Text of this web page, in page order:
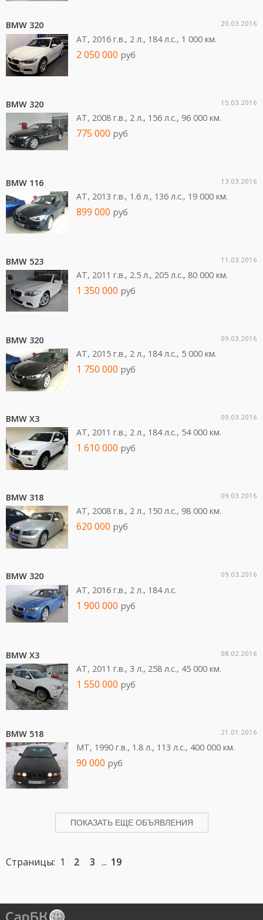
BMW 320 20.03.2016
AT, 2016 г.в., 2 л., 184 л.c., 1 000 км.
2 050 000 руб
BMW 320 15.03.2016
AT, 2008 г.в., 2 л., 156 л.c., 96 000 км.
775 000 руб
BMW 116 13.03.2016
AT, 2013 г.в., 1.6 л., 136 л.c., 19 000 км.
899 000 руб
BMW 523 11.03.2016
AT, 2011 г.в., 2.5 л., 205 л.c., 80 000 км.
1 350 000 руб
BMW 320 09.03.2016
AT, 2015 г.в., 2 л., 184 л.c., 5 000 км.
1 750 000 руб
BMW X3 09.03.2016
AT, 2011 г.в., 2 л., 184 л.c., 54 000 км.
1 610 000 руб
BMW 318 09.03.2016
AT, 2008 г.в., 2 л., 150 л.c., 98 000 км.
620 000 руб
BMW 320 09.03.2016
AT, 2016 г.в., 2 л., 184 л.c.
1 900 000 руб
BMW X3 08.02.2016
AT, 2011 г.в., 3 л., 258 л.c., 45 000 км.
1 550 000 руб
BMW 518 21.01.2016
MT, 1990 г.в., 1.8 л., 113 л.c., 400 000 км.
90 000 руб
ПОКАЗАТЬ ЕЩЕ ОБЪЯВЛЕНИЯ
Страницы: 1 2 3 ... 19